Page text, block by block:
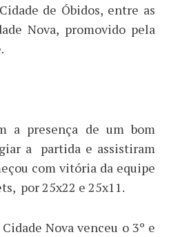
de Óbidos, entre as
Nova, promovido pela
a presença de um bom
a partida e assistiram
com vitória da equipe
por 25x22 e 25x11.
Nova venceu o 3º e